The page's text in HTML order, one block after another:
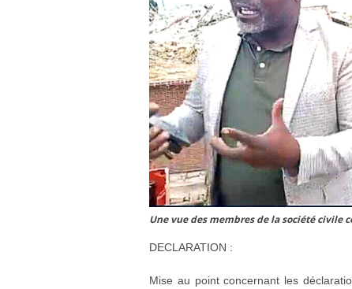
Une vue des membres de la société civile
DECLARATION :
Mise au point concernant les